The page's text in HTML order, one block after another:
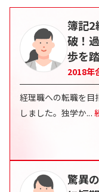
簿記2
破！
歩を
2018年
経理職への転職を目
しました。独学か...
驚異